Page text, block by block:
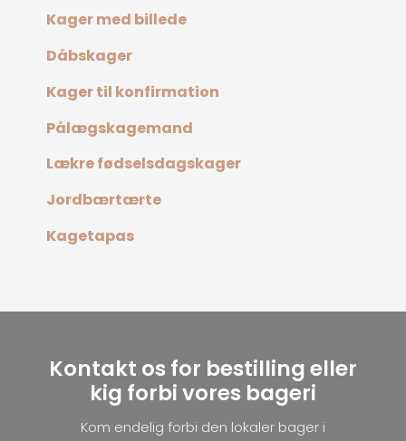
Kager med billede
Dåbskager
Kager til konfirmation
Pålægskagemand
Lækre fødselsdagskager
Jordbærtærte
Kagetapas
Kontakt os for bestilling eller
kig forbi vores bageri
​​​Kom endelig forbi den lokaler bager i